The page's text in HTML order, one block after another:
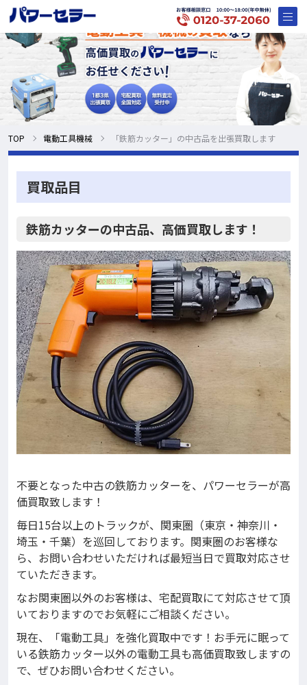
TOP 電動工具機械 「鉄筋カッター」の中古品を出張買取します
買取品目
鉄筋カッターの中古品、高価買取します！
不要となった中古の鉄筋カッターを、パワーセラーが高
価買取致します！
毎日15台以上のトラックが、関東圏（東京・神奈川・
埼玉・千葉）を巡回しております。関東圏のお客様な
ら、お問い合わせいただければ最短当日で買取対応させ
ていただきます。
なお関東圏以外のお客様は、宅配買取にて対応させて頂
いておりますのでお気軽にご相談ください。
現在、「電動工具」を強化買取中です！お手元に眠って
いる鉄筋カッター以外の電動工具も高価買取致しますの
で、ぜひお問い合わせください。